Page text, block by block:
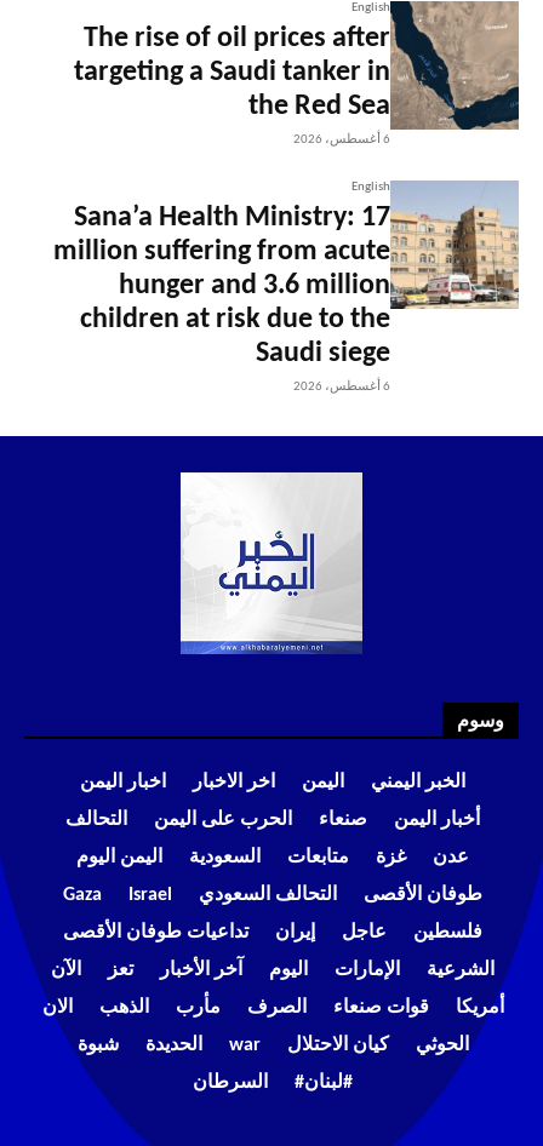
English
The rise of oil prices after
targeting a Saudi tanker in
the Red Sea
6 أغسطس، 2026
English
Sana’a Health Ministry: 17
million suffering from acute
hunger and 3.6 million
children at risk due to the
Saudi siege
6 أغسطس، 2026
وسوم
الخبر اليمني اليمن اخر الاخبار
اخبار اليمن
أخبار اليمن
صنعاء الحرب على اليمن
التحالف
عدن
غزة متابعات السعودية
اليمن اليوم
طوفان الأقصى
التحالف السعودي Israel
Gaza
فلسطين
عاجل إيران
تداعيات طوفان الأقصى
الشرعية
الإمارات اليوم آخر الأخبار تعز
الآن
أمريكا
قوات صنعاء الصرف مأرب الذهب
الان
الحوثي
كيان الاحتلال war الحديدة
شبوة
#لبنان#
السرطان